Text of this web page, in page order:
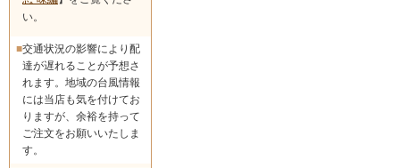
い。
■交通状況の影響により配
達が遅れることが予想さ
れます。地域の台風情報
には当店も気を付けてお
りますが、余裕を持って
ご注文をお願いいたしま
す。